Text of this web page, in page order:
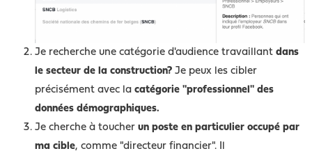
Je recherche une catégorie d'audience travaillant dans
le secteur de la construction? Je peux les cibler
précisément avec la catégorie "professionnel" des
données démographiques.
Je cherche à toucher un poste en particulier occupé par
ma cible, comme "directeur financier". Il